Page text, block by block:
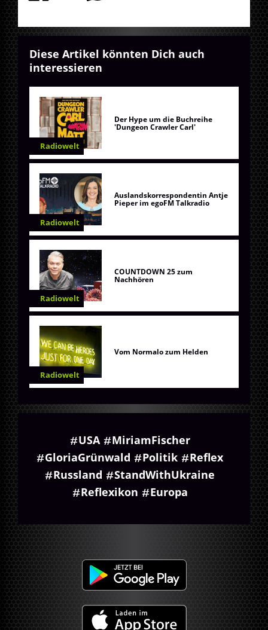
Diese Artikel könnten Dich auch
interessieren
Radiowelt
Der Hype um die Buchreihe
'Dungeon Crawler Carl'
Radiowelt
Auslandskorrespondentin Antje
Pieper im egoFM Talkradio
Radiowelt
COUNTDOWN 25 zum
Nachhören
Radiowelt
Vom Normalo zum Helden
USA
MiriamFischer
GloriaGrünwald
Politik
Reflex
Russland
StandWithUkraine
Reflexikon
Europa